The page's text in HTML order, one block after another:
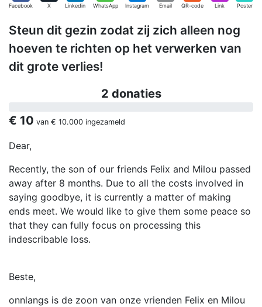
Facebook X Linkedin WhatsApp Instagram Email QR-code Link Poster
Steun dit gezin zodat zij zich alleen nog
hoeven te richten op het verwerken van
dit grote verlies!
2 donaties
€ 10 van € 10.000 ingezameld
Dear,
Recently, the son of our friends Felix and Milou passed
away after 8 months. Due to all the costs involved in
saying goodbye, it is currently a matter of making
ends meet. We would like to give them some peace so
that they can fully focus on processing this
indescribable loss.
Beste,
onnlangs is de zoon van onze vrienden Felix en Milou